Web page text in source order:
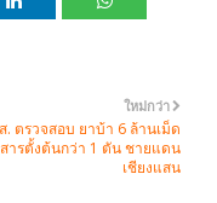
ใหม่กว่า
. ตรวจสอบ ยาบ้า 6 ล้านเม็ด
สารตั้งต้นกว่า 1 ตัน ชายแดน
เชียงแสน